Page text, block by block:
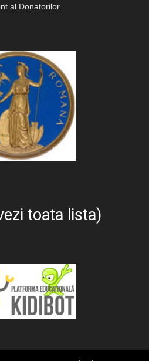
al Donatorilor.
toata lista)